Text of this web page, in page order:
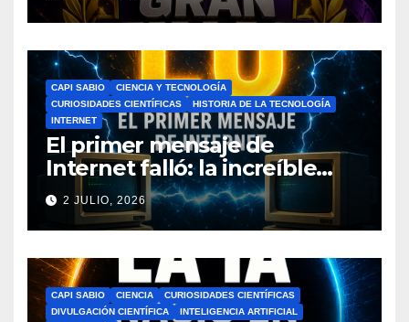
CAPI SABIO
CIENCIA Y TECNOLOGÍA
CURIOSIDADES CIENTÍFICAS
HISTORIA DE LA TECNOLOGÍA
INTERNET
El primer mensaje de
Internet falló: la increíble
historia de ARPANET que
cambió el mundo
2 JULIO, 2026
CAPI SABIO CIENCIA
CURIOSIDADES CIENTÍFICAS
DIVULGACIÓN CIENTÍFICA
INTELIGENCIA ARTIFICIAL